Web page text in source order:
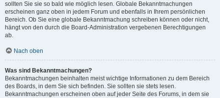
sollten Sie sie so bald wie möglich lesen. Globale Bekanntmachungen
erscheinen ganz oben in jedem Forum und ebenfalls in Ihrem persönlichen
Bereich. Ob Sie eine globale Bekanntmachung schreiben können oder nicht,
hängt von den durch die Board-Administration vergebenen Berechtigungen
ab.
Nach oben
Was sind Bekanntmachungen?
Bekanntmachungen beinhalten meist wichtige Informationen zu dem Bereich
des Boards, in dem Sie sich befinden. Sie sollten sie stets lesen.
Bekanntmachungen erscheinen oben auf jeder Seite des Forums, in dem sie